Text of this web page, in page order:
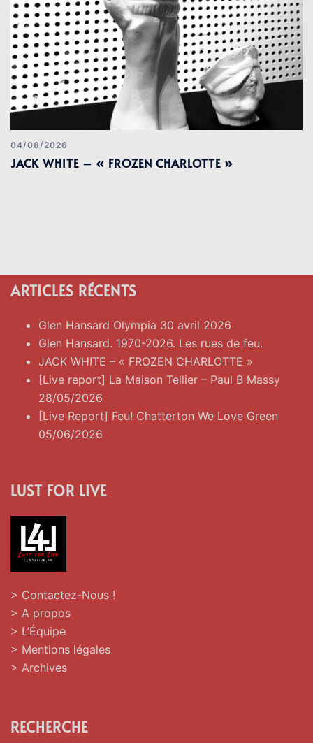
04/08/2026
JACK WHITE – « FROZEN CHARLOTTE »
ARTICLES RÉCENTS
Glen Hansard Olympia 30 avril 2026
Glen Hansard. 1970-2026. Les rues de feu.
JACK WHITE – « FROZEN CHARLOTTE »
[Live report] La Maison Tellier – Paul B Massy
28/05/2026
[Live Report] Feu! Chatterton We Love Green
05/06/2026
LUST FOR LIVE
> Contactez-Nous !
> A propos
> L’Équipe
> Mentions légales
> Archives
RECHERCHE